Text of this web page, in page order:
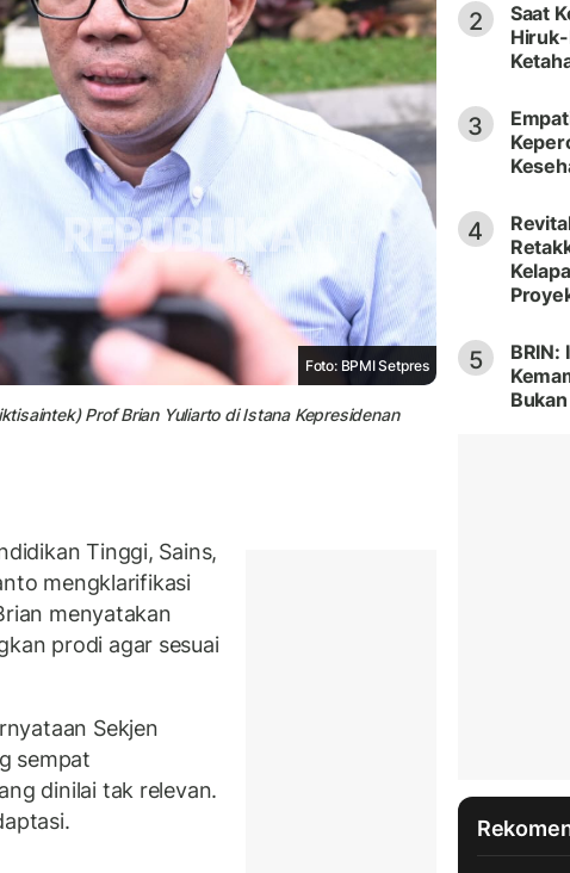
Foto: BPMI Setpres
Prof Brian Yuliarto di Istana Kepresidenan
Tinggi, Sains,
mengklarifikasi
menyatakan
prodi agar sesuai
Sekjen
sempat
dinilai tak relevan.
2
Saat
3
4
5
BRIN: